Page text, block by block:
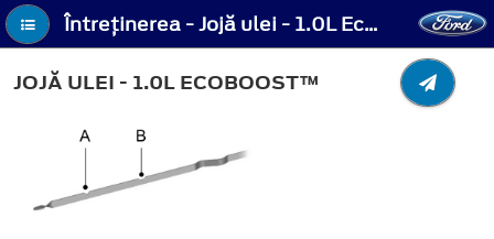
Întreţinerea - Jojă ulei - 1.0L EcoBoost™
JOJĂ ULEI - 1.0L ECOBOOST™